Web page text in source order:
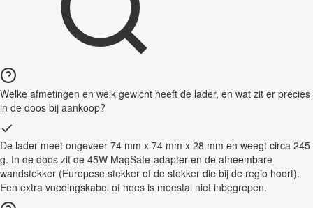
Welke afmetingen en welk gewicht heeft de lader, en wat zit er precies
in de doos bij aankoop?
De lader meet ongeveer 74 mm x 74 mm x 28 mm en weegt circa 245
g. In de doos zit de 45W MagSafe-adapter en de afneembare
wandstekker (Europese stekker of de stekker die bij de regio hoort).
Een extra voedingskabel of hoes is meestal niet inbegrepen.